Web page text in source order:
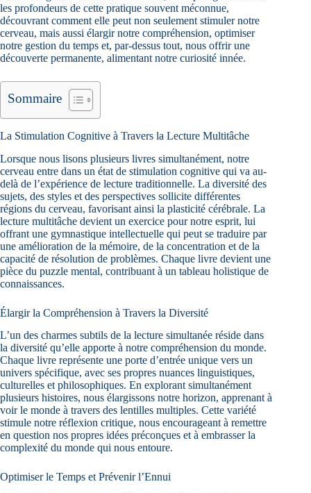
les profondeurs de cette pratique souvent méconnue,
découvrant comment elle peut non seulement stimuler notre
cerveau, mais aussi élargir notre compréhension, optimiser
notre gestion du temps et, par-dessus tout, nous offrir une
découverte permanente, alimentant notre curiosité innée.
Sommaire
La Stimulation Cognitive à Travers la Lecture Multitâche
Lorsque nous lisons plusieurs livres simultanément, notre
cerveau entre dans un état de stimulation cognitive qui va au-
delà de l’expérience de lecture traditionnelle. La diversité des
sujets, des styles et des perspectives sollicite différentes
régions du cerveau, favorisant ainsi la plasticité cérébrale. La
lecture multitâche devient un exercice pour notre esprit, lui
offrant une gymnastique intellectuelle qui peut se traduire par
une amélioration de la mémoire, de la concentration et de la
capacité de résolution de problèmes. Chaque livre devient une
pièce du puzzle mental, contribuant à un tableau holistique de
connaissances.
Élargir la Compréhension à Travers la Diversité
L’un des charmes subtils de la lecture simultanée réside dans
la diversité qu’elle apporte à notre compréhension du monde.
Chaque livre représente une porte d’entrée unique vers un
univers spécifique, avec ses propres nuances linguistiques,
culturelles et philosophiques. En explorant simultanément
plusieurs histoires, nous élargissons notre horizon, apprenant à
voir le monde à travers des lentilles multiples. Cette variété
stimule notre réflexion critique, nous encourageant à remettre
en question nos propres idées préconçues et à embrasser la
complexité du monde qui nous entoure.
Optimiser le Temps et Prévenir l’Ennui